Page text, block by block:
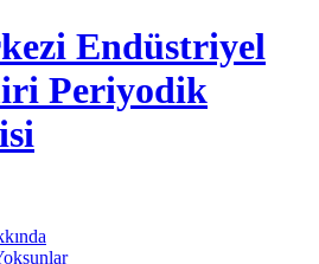
Endüstriyel
Periyodik